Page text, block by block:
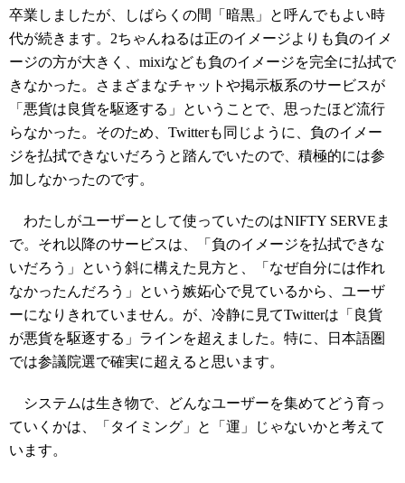
卒業しましたが、しばらくの間「暗黒」と呼んでもよい時
代が続きます。2ちゃんねるは正のイメージよりも負のイメ
ージの方が大きく、mixiなども負のイメージを完全に払拭で
きなかった。さまざまなチャットや掲示板系のサービスが
「悪貨は良貨を駆逐する」ということで、思ったほど流行
らなかった。そのため、Twitterも同じように、負のイメー
ジを払拭できないだろうと踏んでいたので、積極的には参
加しなかったのです。
わたしがユーザーとして使っていたのはNIFTY SERVEま
で。それ以降のサービスは、「負のイメージを払拭できな
いだろう」という斜に構えた見方と、「なぜ自分には作れ
なかったんだろう」という嫉妬心で見ているから、ユーザ
ーになりきれていません。が、冷静に見てTwitterは「良貨
が悪貨を駆逐する」ラインを超えました。特に、日本語圏
では参議院選で確実に超えると思います。
システムは生き物で、どんなユーザーを集めてどう育っ
ていくかは、「タイミング」と「運」じゃないかと考えて
います。